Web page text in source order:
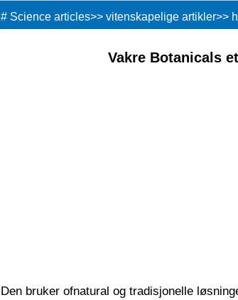
# Science articles>> vitenskapelige artikler>>
Vakre Botanicals
Den bruker ofnatural og tradisjonelle